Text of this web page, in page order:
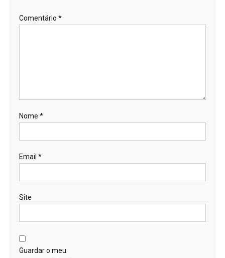
Comentário *
Nome *
Email *
Site
Guardar o meu